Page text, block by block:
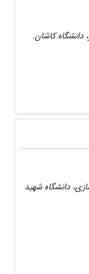
دانشگاه کاشان.
دانشگاه شهید